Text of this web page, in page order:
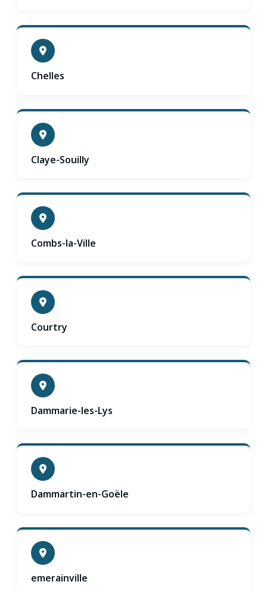
Chelles
Claye-Souilly
Combs-la-Ville
Courtry
Dammarie-les-Lys
Dammartin-en-Goële
emerainville